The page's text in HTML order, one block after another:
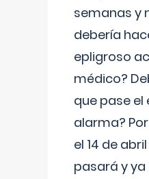
semanas y
debería
epligroso
médico?
que pase
alarma?
el 14 de
pasará y